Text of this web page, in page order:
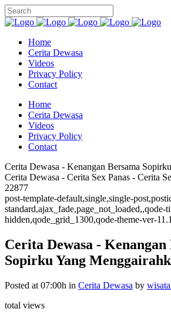
Home
Cerita Dewasa
Videos
Privacy Policy
Contact
Home
Cerita Dewasa
Videos
Privacy Policy
Contact
Cerita Dewasa - Kenangan Bersama
Cerita Dewasa - Cerita Sex Panas - Cerita
22877
post-template-default,single,single-
standard,ajax_fade,page_not_loaded,,qode-
hidden,qode_grid_1300,qode-theme-ver-
Cerita Dewasa - Kenangan
Sopirku Yang
Posted at 07:00h in Cerita Dewasa by
total views